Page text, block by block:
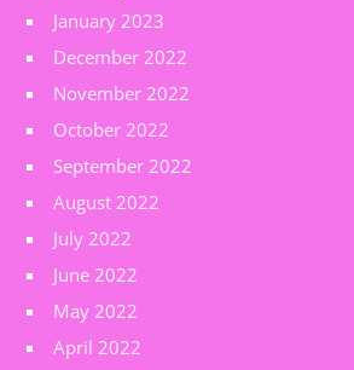
January 2023
December 2022
November 2022
October 2022
September 2022
August 2022
July 2022
June 2022
May 2022
April 2022